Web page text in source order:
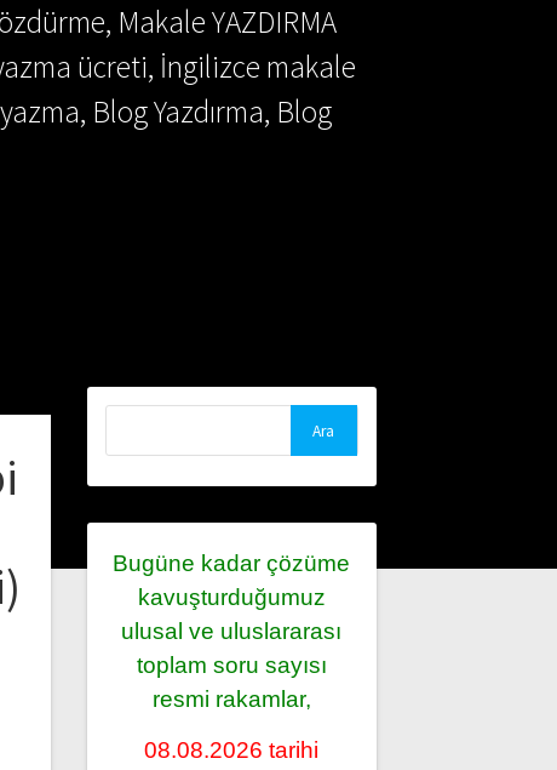
Makale YAZDIRMA
ücreti, İngilizce makale
Blog Yazdırma, Blog
Bugüne kadar çözüme
kavuşturduğumuz
ulusal ve uluslararası
toplam soru sayısı
resmi rakamlar,
08.08.2026 tarihi